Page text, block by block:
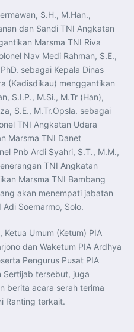
S.H., M.Han.,
dan Sandi TNI Angkatan
Marsma TNI Riva
Nav Medi Rahman, S.E.,
sebagai Kepala Dinas
(Kadisdikau) menggantikan
S.I.P., M.Si., M.Tr (Han),
S.E., M.Tr.Opsla. sebagai
TNI Angkatan Udara
Marsma TNI Danet
Pnb Ardi Syahri, S.T., M.M.,
TNI Angkatan
Marsma TNI Bambang
akan menempati jabatan
Soemarmo, Solo.
Umum (Ketum) PIA
dan Waketum PIA Ardhya
Pengurus Pusat PIA
Sertijab tersebut, juga
berita acara serah terima
Ranting terkait.